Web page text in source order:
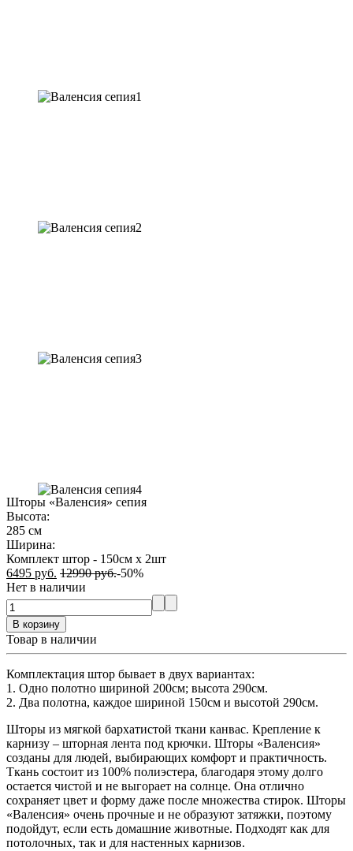
Шторы «Валенсия» сепия
Высота:
285 см
Ширина:
Комплект штор - 150см х 2шт
6495 руб. 12990руб.-50%
Нет в наличии
В корзину
Товар в наличии
Комплектация штор бывает в двух вариантах:
1. Одно полотно шириной 200см; высота 290см.
2. Два полотна, каждое шириной 150см и высотой 290см.
Шторы из мягкой бархатистой ткани канвас. Крепление к
карнизу – шторная лента под крючки. Шторы «Валенсия»
созданы для людей, выбирающих комфорт и практичность.
Ткань состоит из 100% полиэстера, благодаря этому долго
остается чистой и не выгорает на солнце. Она отлично
сохраняет цвет и форму даже после множества стирок. Шторы
«Валенсия» очень прочные и не образуют затяжки, поэтому
подойдут, если есть домашние животные. Подходят как для
потолочных, так и для настенных карнизов.